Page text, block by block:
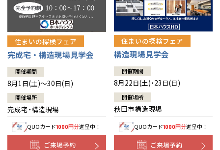
住まいの探検フェア
完成宅・構造現場見学会
開催期間
8月1日(土)～30日(日)
開催場所
完成宅・構造現場
QUOカード1000円分進呈中！
ご来場予約
住まいの探検フェア
構造現場見学会
開催期間
8月22日(土)・23日(日)
開催場所
秋田市構造現場
QUOカード1000円分進呈中！
ご来場予約
山口
徳島
高知
鹿児島
長崎
沖縄